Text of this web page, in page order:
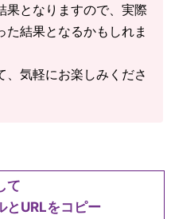
果となりますので、実際
た結果となるかもしれま
、気軽にお楽しみくださ
て
とURLをコピー